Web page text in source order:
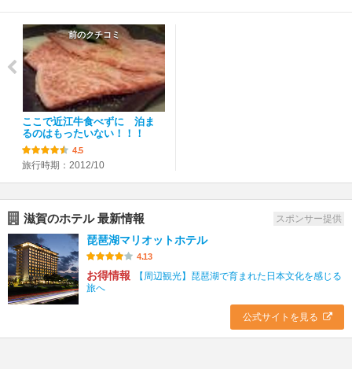
前のクチコミ
ここで近江牛食べずに 泊ま
るのはもったいない！！！
4.5
旅行時期：2012/10
滋賀のホテル 最新情報 スポンサー提供
琵琶湖マリオットホテル
4.13
お得情報
【周辺観光】琵琶湖で育まれた日本文化を感じる
旅へ
公式サイトを見る